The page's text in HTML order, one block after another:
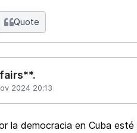
Quote
2024 20:13
la democracia en Cuba